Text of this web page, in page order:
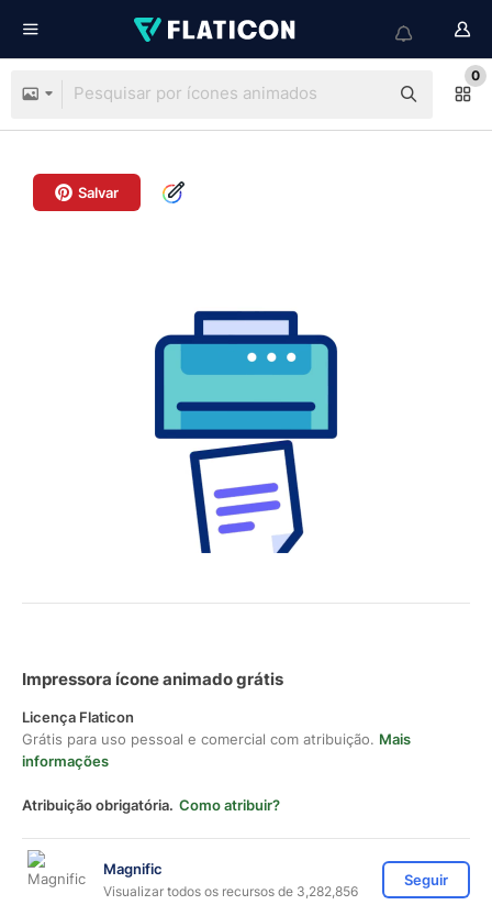
0
Salvar
Impressora ícone animado grátis
Licença Flaticon
Grátis para uso pessoal e comercial com atribuição. Mais
informações
Atribuição obrigatória. Como atribuir?
Magnific
Visualizar todos os recursos de 3,282,856
Seguir